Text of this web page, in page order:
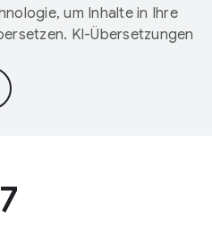
um Inhalte in Ihre
KI-Übersetzungen